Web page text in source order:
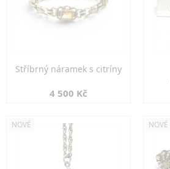
Stříbrný náramek s citríny
4 500 Kč
NOVÉ NOVÉ